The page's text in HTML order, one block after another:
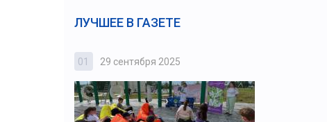
ЛУЧШЕЕ В ГАЗЕТЕ
01 29 сентября 2025